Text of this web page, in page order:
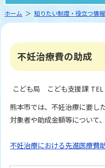
ホーム ＞知りたい制度・役立つ情報
不妊治療費の助成
こども局 こども支援課
熊本市では、不妊治療に要し
対象者や助成金額等について
不妊治療における先進医療費